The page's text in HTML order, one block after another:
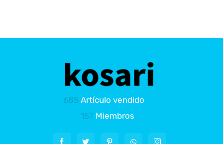
685 Artículo vendido
157 Miembros